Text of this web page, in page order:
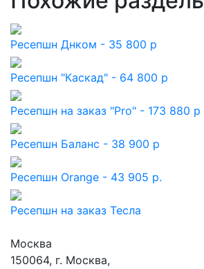
Ресепшн Днком - 35 800 р
Ресепшн "Каскад" - 64 800 р
Ресепшн на заказ "Pro" - 173 880 р
Ресепшн Баланс - 38 900 р
Ресепшн Orange - 43 905 р.
Ресепшн на заказ Тесла
Москва
150064, г. Москва,